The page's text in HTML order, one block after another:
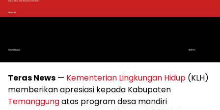
Teras News — Kementerian Lingkungan Hidup (KLH)
memberikan apresiasi kepada Kabupaten
Temanggungatas program desa mandiri